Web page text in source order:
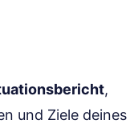
,
und Ziele deines